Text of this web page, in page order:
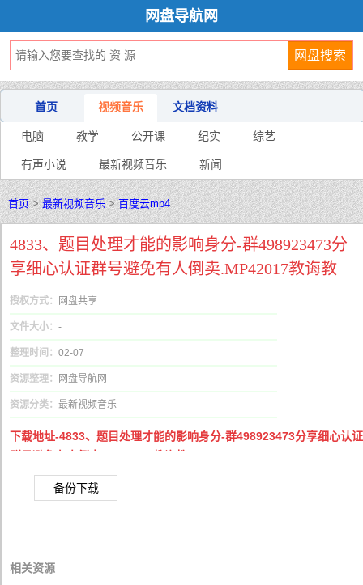
网盘导航网
首页 视频音乐 文档资料
电脑 教学 公开课 纪实 综艺
有声小说 最新视频音乐 新闻
首页>最新视频音乐>百度云mp4
4833、题目处理才能的影响身分-群498923473分
享细心认证群号避免有人倒卖.MP42017教诲教
授权方式： 网盘共享
文件大小： -
整理时间： 02-07
资源整理： 网盘导航网
资源分类： 最新视频音乐
下载地址-4833、题目处理才能的影响身分-群498923473分享细心认证
备份下载
相关资源